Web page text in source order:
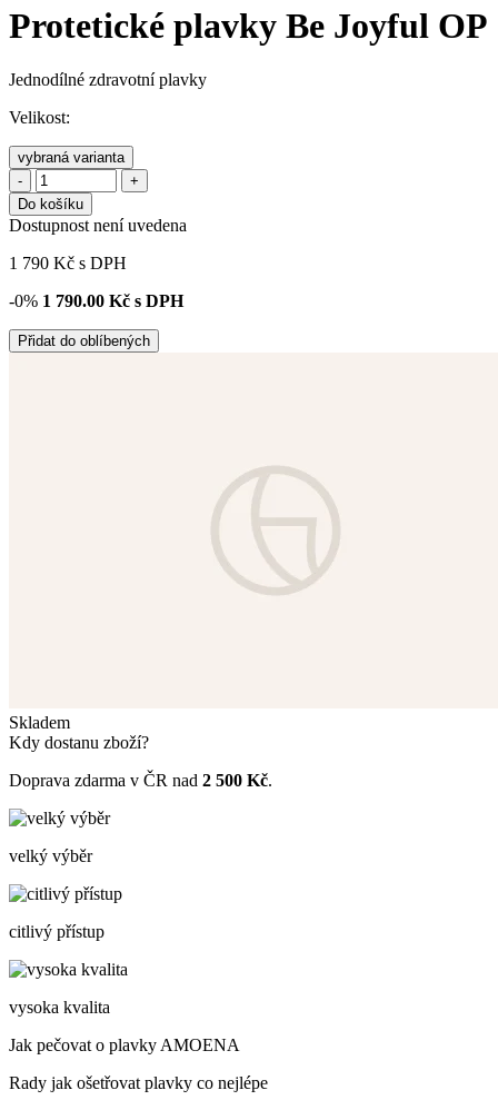
Protetické plavky Be Joyful OP
Jednodílné zdravotní plavky
Velikost:
vybraná varianta
-
+
Do košíku
Dostupnost není uvedena
1 790 Kč s DPH
-0% 1 790.00 Kč s DPH
Přidat do oblíbených
Skladem
Kdy dostanu zboží?
Doprava zdarma v ČR nad 2 500 Kč.
velký výběr
citlivý přístup
vysoka kvalita
Jak pečovat o plavky AMOENA
Rady jak ošetřovat plavky co nejlépe